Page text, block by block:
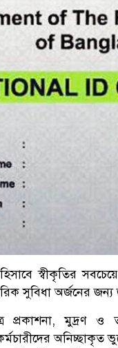
স্বীকৃতির
সুবিধা অর্জনের
প্রকাশনা, মুদ্রণ ও